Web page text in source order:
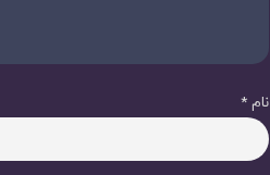
نام *